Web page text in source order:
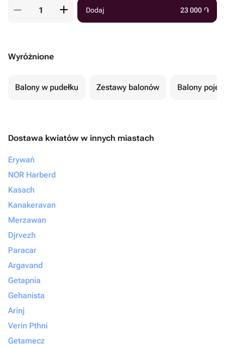
Dodaj 23 000 ֏
Wyróżnione
Balony w pudełku Zestawy balonów Balony
Dostawa kwiatów w innych miastach
Erywań
NOR Harberd
Kasach
Kanakeravan
Merzawan
Djrvezh
Paracar
Argavand
Getapnia
Gehanista
Arinj
Verin Pthni
Getamecz